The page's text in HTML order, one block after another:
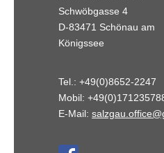
Schwöbgasse 4
D-83471 Schönau am
Königssee
Tel.: +49(0)8652-2247
Mobil:
E-Mail: